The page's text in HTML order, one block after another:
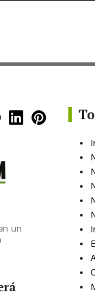
Instagram
en X
en
Canal deMinuto30
un